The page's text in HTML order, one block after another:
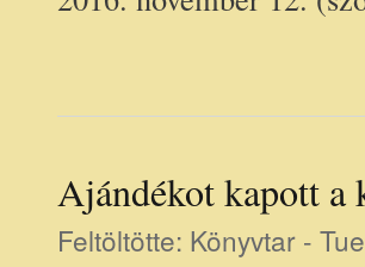
Ajándékot kapott a
Feltöltötte: Könyvtar -